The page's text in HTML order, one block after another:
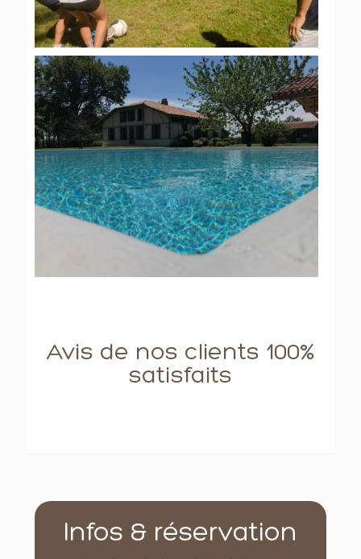
Avis de nos clients 100%
satisfaits
Infos & réservation